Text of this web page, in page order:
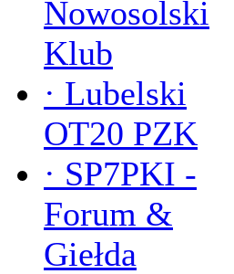
Nowosolski
Klub
· Lubelski
OT20 PZK
· SP7PKI -
Forum &
Giełda